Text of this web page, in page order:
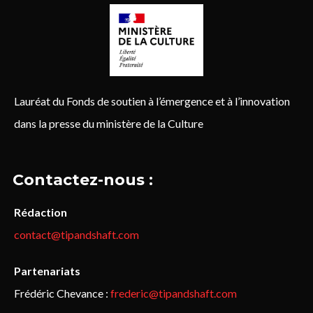
Lauréat du Fonds de soutien à l’émergence et à l’innovation
dans la presse du ministère de la Culture
Contactez-nous :
Rédaction
contact@tipandshaft.com
Partenariats
Frédéric Chevance : frederic@tipandshaft.com